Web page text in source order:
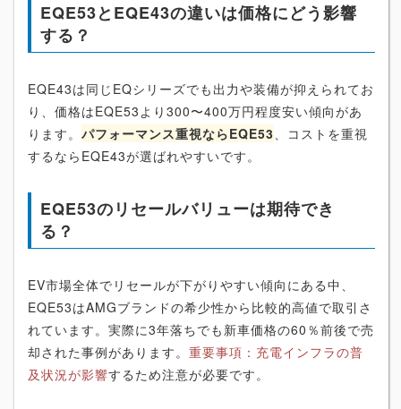
EQE53とEQE43の違いは価格にどう影響
する？
EQE43は同じEQシリーズでも出力や装備が抑えられてお
り、価格はEQE53より300〜400万円程度安い傾向があ
ります。 パフォーマンス重視ならEQE53 、コストを重視
するならEQE43が選ばれやすいです。
EQE53のリセールバリューは期待でき
る？
EV市場全体でリセールが下がりやすい傾向にある中、
EQE53はAMGブランドの希少性から比較的高値で取引さ
れています。実際に3年落ちでも新車価格の60％前後で売
却された事例があります。 重要事項：充電インフラの普
及状況が影響するため注意が必要です。